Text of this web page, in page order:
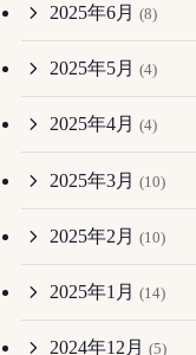
2025年6月 (8)
2025年5月 (4)
2025年4月 (4)
2025年3月 (10)
2025年2月 (10)
2025年1月 (14)
2024年12月 (5)